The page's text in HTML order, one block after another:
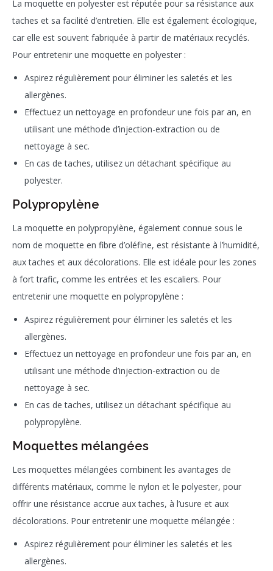
La moquette en polyester est réputée pour sa résistance aux
taches et sa facilité d’entretien. Elle est également écologique,
car elle est souvent fabriquée à partir de matériaux recyclés.
Pour entretenir une moquette en polyester :
Aspirez régulièrement pour éliminer les saletés et les
allergènes.
Effectuez un nettoyage en profondeur une fois par an, en
utilisant une méthode d’injection-extraction ou de
nettoyage à sec.
En cas de taches, utilisez un détachant spécifique au
polyester.
Polypropylène
La moquette en polypropylène, également connue sous le
nom de moquette en fibre d’oléfine, est résistante à l’humidité,
aux taches et aux décolorations. Elle est idéale pour les zones
à fort trafic, comme les entrées et les escaliers. Pour
entretenir une moquette en polypropylène :
Aspirez régulièrement pour éliminer les saletés et les
allergènes.
Effectuez un nettoyage en profondeur une fois par an, en
utilisant une méthode d’injection-extraction ou de
nettoyage à sec.
En cas de taches, utilisez un détachant spécifique au
polypropylène.
Moquettes mélangées
Les moquettes mélangées combinent les avantages de
différents matériaux, comme le nylon et le polyester, pour
offrir une résistance accrue aux taches, à l’usure et aux
décolorations. Pour entretenir une moquette mélangée :
Aspirez régulièrement pour éliminer les saletés et les
allergènes.